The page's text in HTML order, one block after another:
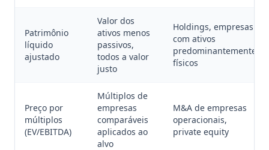
Patrimônio
líquido
ajustado
Valor dos
ativos menos
passivos,
todos a valor
justo
Holdings, empresas
com ativos
predominantemente
físicos
Preço por
múltiplos
(EV/EBITDA)
Múltiplos de
empresas
comparáveis
aplicados ao
alvo
M&A de empresas
operacionais,
private equity